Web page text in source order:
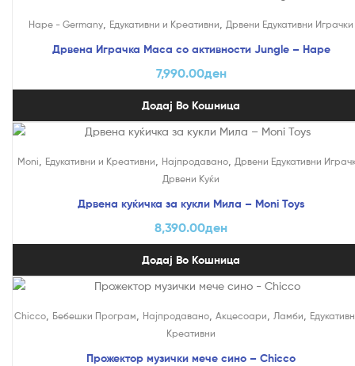
Hape - Germany Едукативни и Креативни Дрвени Едукативни Играчки
Дрвена Играчка Маса со активности Jungle – Hape
7,990.00ден
Додај Во Кошница
Moni Едукативни и Креативни Најпродавано, Дрвени Едукативни
Дрвени Куќи
Дрвена куќичка за кукли Мила – Moni Toys
8,390.00ден
Додај Во Кошница
Chicco, Бебешки Програм Најпродавано, Акцесоари Ламби
Креативни
Прожектор музички мече сино – Chicco